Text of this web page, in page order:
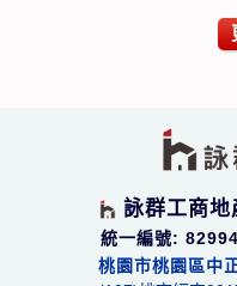
詠群工商地
統一編號:
桃園市桃園區中